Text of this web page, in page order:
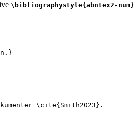
\bibliographystyle{abntex2-num}
\cite{ Smith2023 }.